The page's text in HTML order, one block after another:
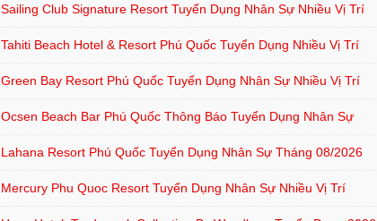
Sailing Club Signature Resort Tuyển Dụng Nhân Sự Nhiều Vị Trí
Tahiti Beach Hotel & Resort Phú Quốc Tuyển Dụng Nhiều Vị Trí
Green Bay Resort Phú Quốc Tuyển Dụng Nhân Sự Nhiều Vị Trí
Ocsen Beach Bar Phú Quốc Thông Báo Tuyển Dụng Nhân Sự
Lahana Resort Phú Quốc Tuyển Dụng Nhân Sự Tháng 08/2026
Mercury Phu Quoc Resort Tuyển Dụng Nhân Sự Nhiều Vị Trí